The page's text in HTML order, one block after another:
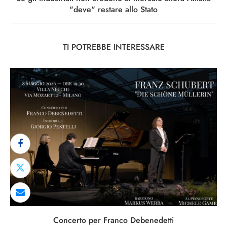
"deve" restare allo Stato
TI POTREBBE INTERESSARE
Concerto per Franco Debenedetti